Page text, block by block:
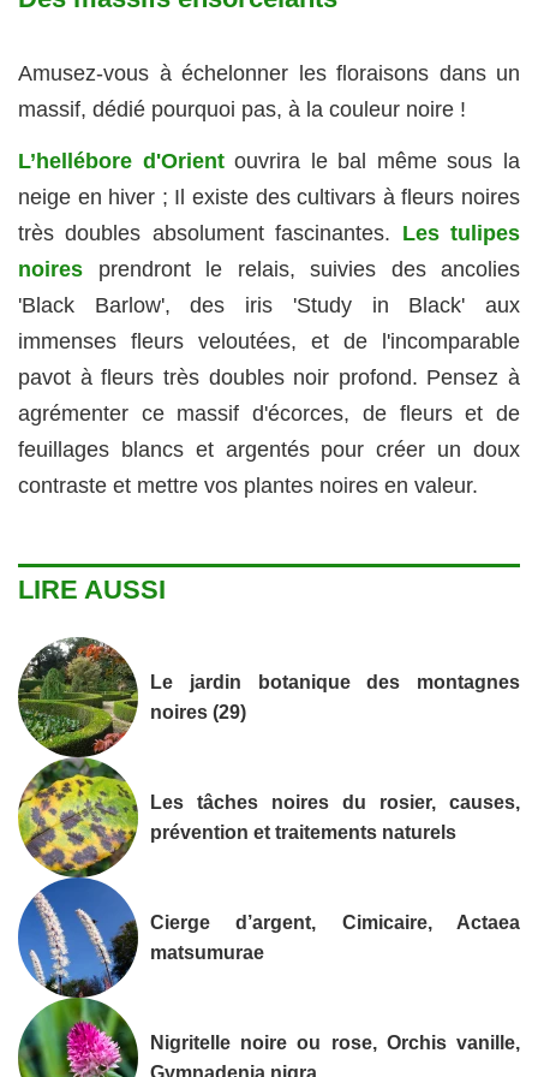
Amusez-vous à échelonner les floraisons dans un
massif, dédié pourquoi pas, à la couleur noire !
L’hellébore d'Orientouvrira le bal même sous la
neige en hiver ; Il existe des cultivars à fleurs noires
très doubles absolument fascinantes. Les tulipes
noires prendront le relais, suivies des ancolies
'Black Barlow', des iris 'Study in Black' aux
immenses fleurs veloutées, et de l'incomparable
pavot à fleurs très doubles noir profond. Pensez à
agrémenter ce massif d'écorces, de fleurs et de
feuillages blancs et argentés pour créer un doux
contraste et mettre vos plantes noires en valeur.
LIRE AUSSI
Le jardin botanique des montagnes
noires (29)
Les tâches noires du rosier, causes,
prévention et traitements naturels
Cierge d’argent, Cimicaire, Actaea
matsumurae
Nigritelle noire ou rose, Orchis vanille,
Gymnadenia nigra